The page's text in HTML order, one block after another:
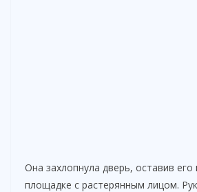
Она захлопнула дверь, оставив его
площадке с растерянным лицом.